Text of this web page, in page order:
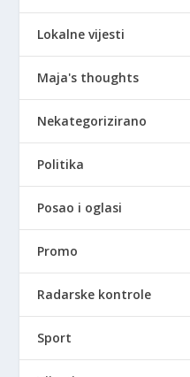
Lokalne vijesti
Maja's thoughts
Nekategorizirano
Politika
Posao i oglasi
Promo
Radarske kontrole
Sport